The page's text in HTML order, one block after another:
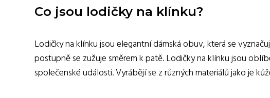
Co jsou lodičky na klínku?
Lodičky na klínku jsou elegantní dámská obuv, která se
postupně se zužuje směrem k patě. Lodičky na klínku jsou
společenské události. Vyrábějí se z různých materiálů jako je